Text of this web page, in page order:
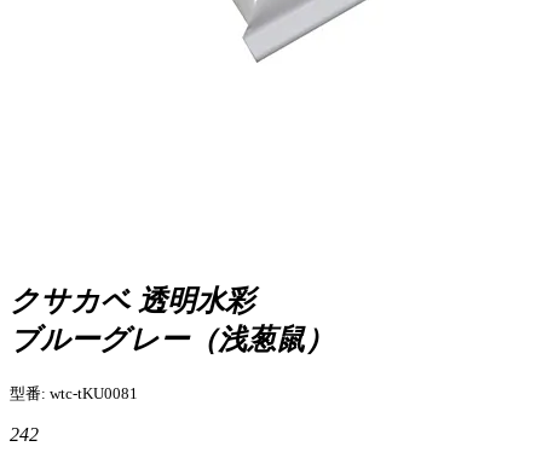
クサカベ 透明水彩
ブルーグレー（浅葱鼠）
型番: wtc-tKU0081
242